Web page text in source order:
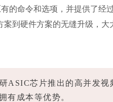
的命令和选项，并提供了
到硬件方案的无缝升级，
ASIC芯片推出的高并发
有成本等优势。